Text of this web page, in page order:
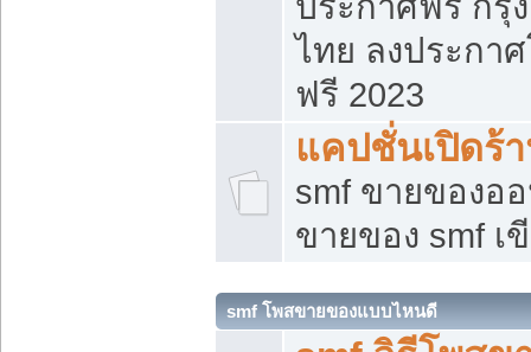
ไทย ลงประกา
ฟรี 2023
แคปชั่นเปิดร้
smf ขายของอ
ขายของ smf เ
smf โพสขายของแบบไหนดี